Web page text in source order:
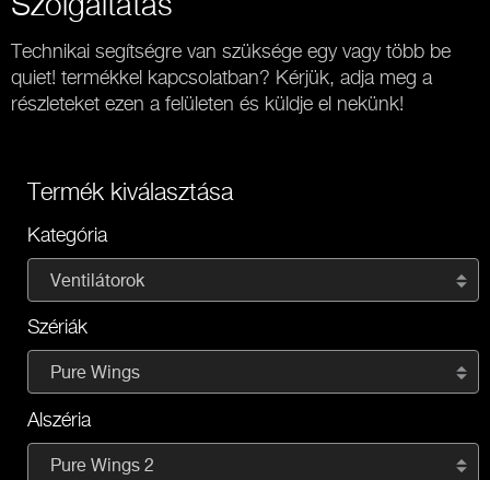
Technikai segítségre van szüksége egy vagy több be
quiet! termékkel kapcsolatban? Kérjük, adja meg a
részleteket ezen a felületen és küldje el nekünk!
Termék kiválasztása
Kategória
Ventilátorok
Szériák
Pure Wings
Alszéria
Pure Wings 2